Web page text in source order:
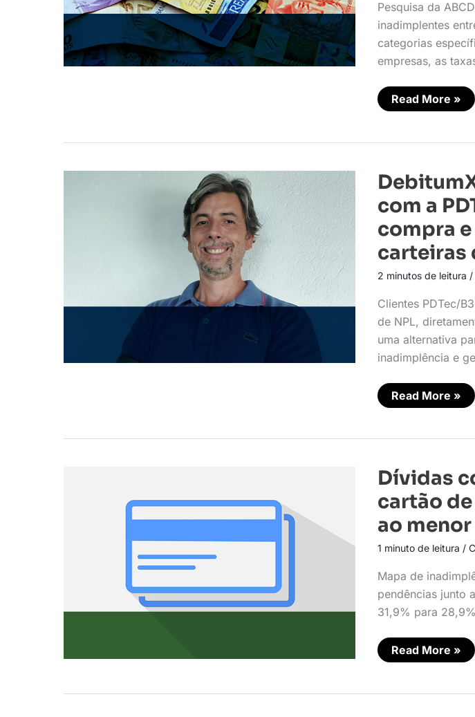
Pesquisa da
inadimplentes
categorias
empresas, as
passado
Read More »
com a
compra
carteiras
2 minutos de leitura /
Clientes PDTec/
de NPL,
uma alternativa
inadimplência e
DebitumX
fecha
parceria
com
PDTec/B3
para
compra
e
venda
carteiras
de
crédito
Read More »
Dívidas
cartão
ao
1 minuto de leitura /
Mapa de
pendências junto
31,9% para
Dívidas
com
bancos
e
de
chegam
menor
patamar
do
ano
Read More »